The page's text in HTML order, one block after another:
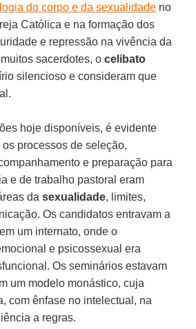
do corpo e da sexualidade no
Católica e na formação dos
e repressão na vivência da
sacerdotes, ocelibato
silencioso e consideram que
hoje disponíveis, é evidente
processos de seleção,
e preparação para
e de trabalho pastoral eram
dasexualidade, limites,
Os candidatos entravam a
um internato, onde o
e psicossexual era
Os seminários estavam
um modelo monástico, cuja
com ênfase no intelectual, na
a regras.